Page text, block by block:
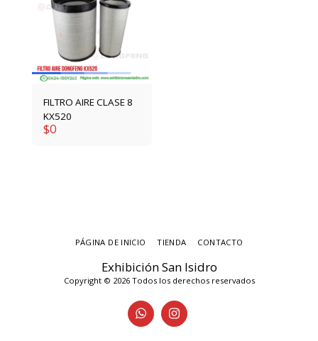
FILTRO AIRE CLASE 8
KX520
$0
Exhibición San Isidro
Copyright © 2026 Todos los derechos reservados
PÁGINA DE INICIO TIENDA CONTACTO